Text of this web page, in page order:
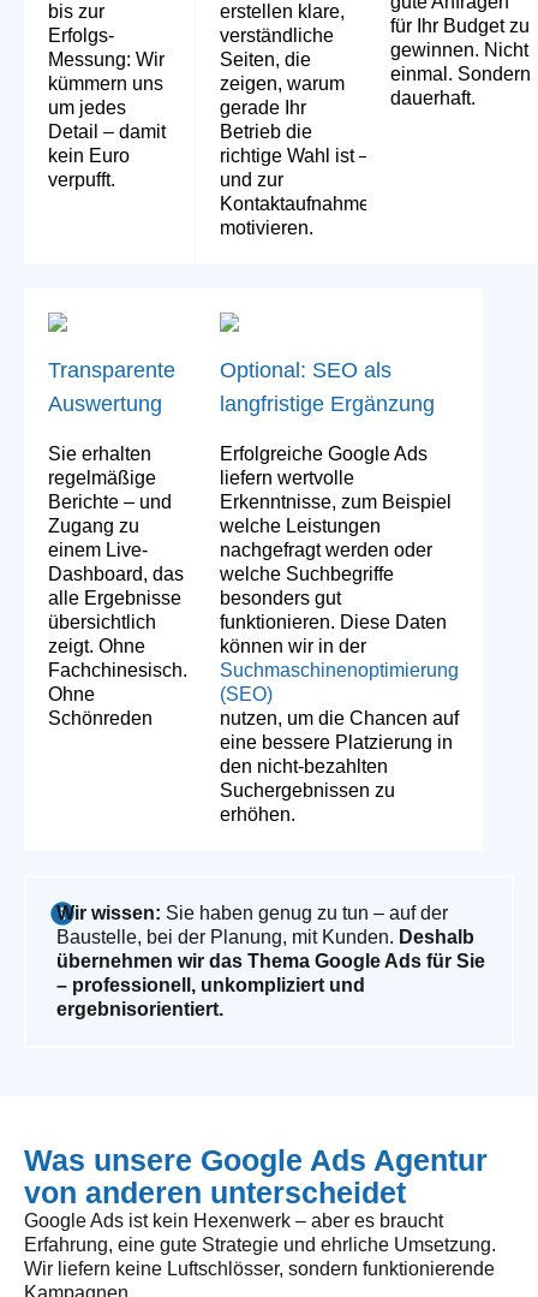
bis zur
Erfolgs-
Messung: Wir
kümmern uns
um jedes
Detail – damit
kein Euro
verpufft.
erstellen klare,
verständliche
Seiten, die
zeigen, warum
gerade Ihr
Betrieb die
richtige Wahl ist –
und zur
Kontaktaufnahme
motivieren.
für Ihr Budget zu
gewinnen. Nicht
einmal. Sondern
dauerhaft.
Transparente
Auswertung
Sie erhalten
regelmäßige
Berichte – und
Zugang zu
einem Live-
Dashboard, das
alle Ergebnisse
übersichtlich
zeigt. Ohne
Fachchinesisch.
Ohne
Schönreden
Optional: SEO als
langfristige Ergänzung
Erfolgreiche Google Ads
liefern wertvolle
Erkenntnisse, zum Beispiel
welche Leistungen
nachgefragt werden oder
welche Suchbegriffe
besonders gut
funktionieren. Diese Daten
können wir in der
Suchmaschinenoptimierung
(SEO)
nutzen, um die Chancen auf
eine bessere Platzierung in
den nicht-bezahlten
Suchergebnissen zu
erhöhen.
Wir wissen: Sie haben genug zu tun – auf der
Baustelle, bei der Planung, mit Kunden. Deshalb
übernehmen wir das Thema Google Ads für Sie
– professionell, unkompliziert und
ergebnisorientiert.
Was unsere Google Ads Agentur
von anderen unterscheidet
Google Ads ist kein Hexenwerk – aber es braucht
Erfahrung, eine gute Strategie und ehrliche Umsetzung.
Wir liefern keine Luftschlösser, sondern funktionierende
Kampagnen.